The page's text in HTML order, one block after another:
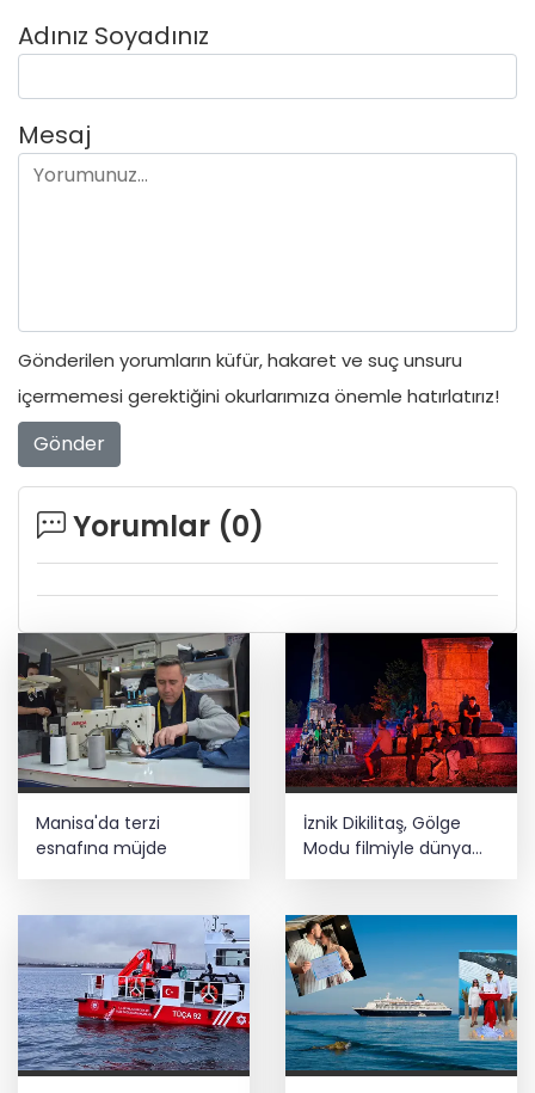
Adınız Soyadınız
Mesaj
Gönderilen yorumların küfür, hakaret ve suç unsuru
içermemesi gerektiğini okurlarımıza önemle hatırlatırız!
Gönder
Yorumlar (0)
Manisa'da terzi
esnafına müjde
İznik Dikilitaş, Gölge
Modu filmiyle ‎dünya
vitrininde